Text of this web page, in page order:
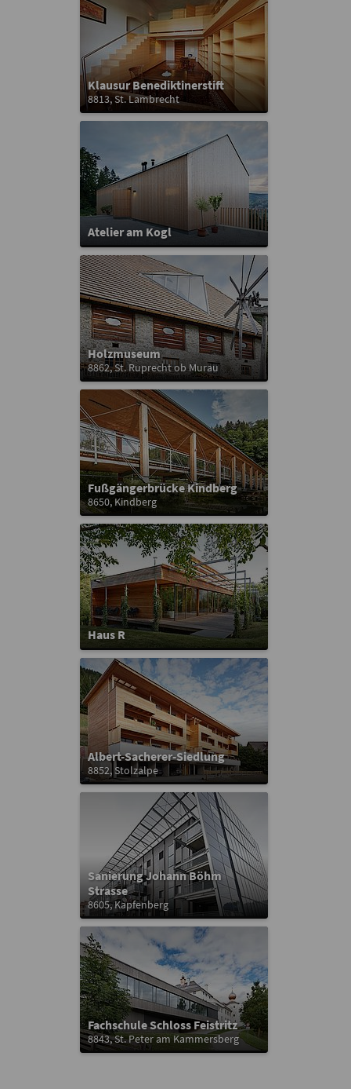
Klausur Benediktinerstift
8813, St. Lambrecht
Atelier am Kogl
Holzmuseum
8862, St. Ruprecht ob Murau
Fußgängerbrücke Kindberg
8650, Kindberg
Haus R
Albert-Sacherer-Siedlung
8852, Stolzalpe
Sanierung Johann Böhm
Strasse
8605, Kapfenberg
Fachschule Schloss Feistritz
8843, St. Peter am Kammersberg